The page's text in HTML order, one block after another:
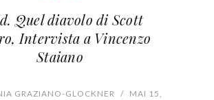
Quel diavolo di Scott
Intervista a Vincenzo
Staiano
GRAZIANO-GLOCKNER / MAI 15,